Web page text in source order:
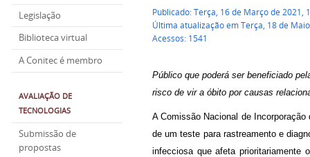
Legislação
Biblioteca virtual
A Conitec é membro
AVALIAÇÃO DE
TECNOLOGIAS
Submissão de
propostas
Publicado: Terça, 16 de Março de 2021,
Última atualização em Terça, 18 de
Acessos: 1541
Público que poderá ser beneficiado
risco de vir a óbito por causas
A Comissão Nacional de
de um teste para rastreamento e
infecciosa que afeta prioritariamente